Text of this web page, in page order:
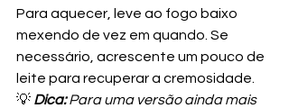
Para aquecer, leve ao fogo baixo
mexendo de vez em quando. Se
necessário, acrescente um pouco de
leite para recuperar a cremosidade.
💡 Dica: Para uma versão ainda mais